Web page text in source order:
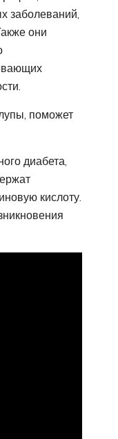
заболеваний,
они
поможет
диабета,
кислоту.